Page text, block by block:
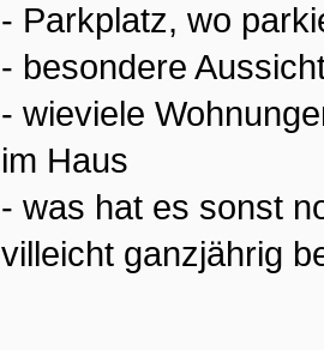
- Parkplatz, wo
- besondere
- wieviele
im Haus
- was hat es sonst
villeicht ganzjährig